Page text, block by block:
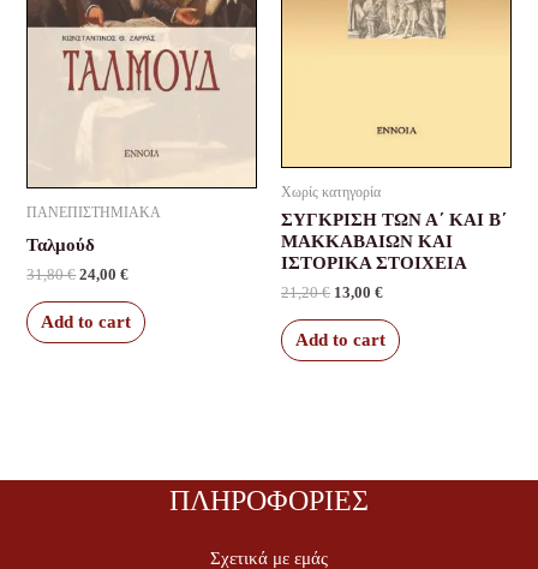
ΠΑΝΕΠΙΣΤΗΜΙΑΚΑ
Ταλμούδ
31,80€ 24,00€
Add to cart
Χωρίς κατηγορία
ΣΥΓΚΡΙΣΗ ΤΩΝ Α΄ ΚΑΙ Β΄
ΜΑΚΚΑΒΑΙΩΝ ΚΑΙ
ΙΣΤΟΡΙΚΑ ΣΤΟΙΧΕΙΑ
21,20€ 13,00 €
Add to cart
ΠΛΗΡΟΦΟΡΙΕΣ
Σχετικά με εμάς